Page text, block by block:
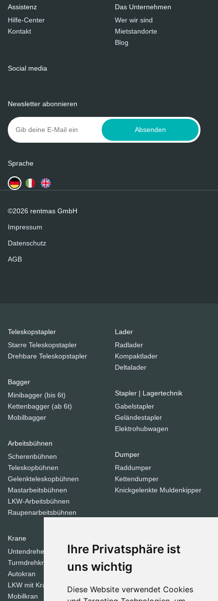
Ihre Privatsphäre ist
uns wichtig
Diese Website verwendet Cookies
Assistenz
Hilfe-Center
Kontakt
Das Unternehmen
Wer wir sind
Mietstandorte
Blog
Social media
Newsletter abonnieren
Absenden
Sprache
Teleskopstapler
Starre Teleskopstapler
Drehbare Teleskopstapler
Bagger
Minibagger (bis 6t)
Kettenbagger (ab 6t)
Mobilbagger
Arbeitsbühnen
Scherenbühnen
Teleskopbühnen
Gelenkteleskopbühnen
Mastarbeitsbühnen
LKW-Arbeitsbühnen
Raupenarbeitsbühnen
Lader
Radlader
Kompaktlader
Deltalader
Stapler | Lagertechnik
Gabelstapler
Geländestapler
Elektrohubwagen
Dumper
Raddumper
Kettendumper
Knickgelenkte Muldenkipper
Krane
Untendreherkrane
Turmdrehkrane
Autokran
LKW mit Kran
Mobilkran
Walzen
Tandemwalzen
Stampfer
Dozer
©2026 rentmas GmbH
Impressum
Datenschutz
AGB